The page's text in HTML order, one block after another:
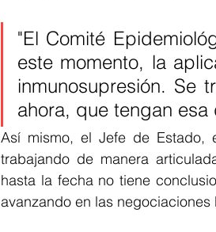
"El Comité
este momento, la
inmunosupresión. Se
ahora, que tengan
Así mismo, el Jefe de Estado,
trabajando de manera
hasta la fecha no tiene
avanzando en las negociaciones